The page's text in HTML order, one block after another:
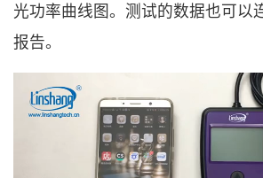
光功率曲线图。测试的数据也可以
报告。